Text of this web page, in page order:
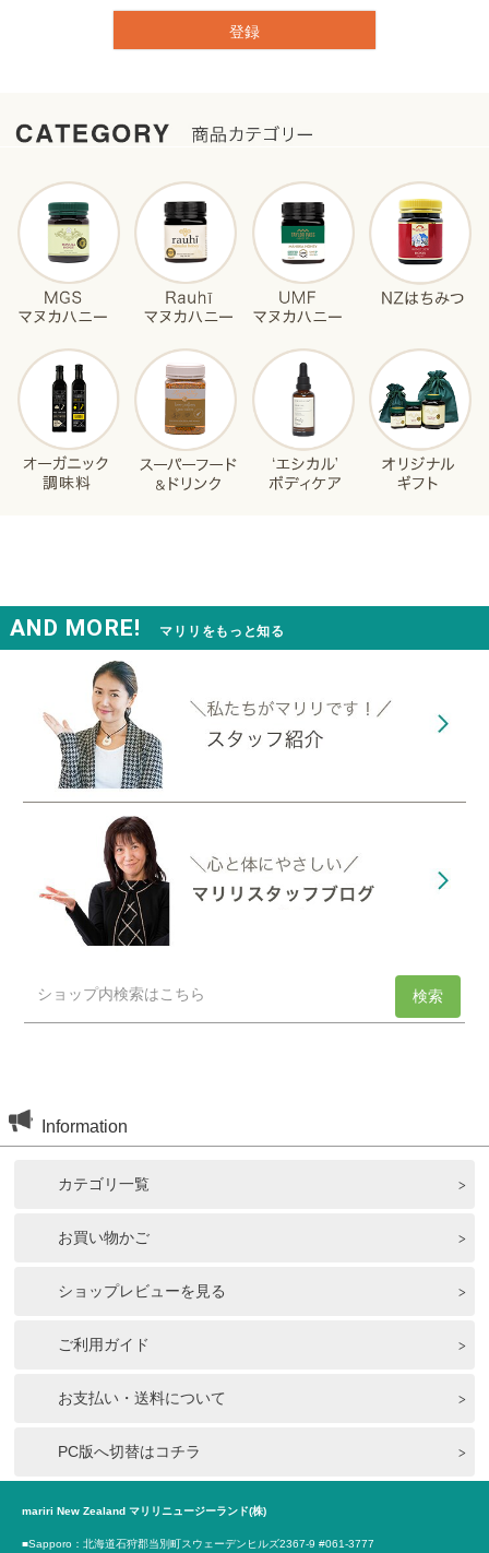
登録
AND MORE! マリリをもっと知る
Information
カテゴリ一覧
お買い物かご
ショップレビューを見る
ご利用ガイド
お支払い・送料について
PC版へ切替はコチラ
mariri New Zealand マリリニュージーランド(株)
■Sapporo：北海道石狩郡当別町スウェーデンヒルズ2367-9 #061-3777